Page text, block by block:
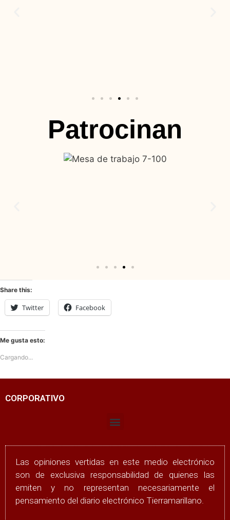
Patrocinan
Share this:
Twitter Facebook
Me gusta esto:
Cargando...
CORPORATIVO
Las opiniones vertidas en este medio electrónico
son de exclusiva responsabilidad de quienes las
emiten y no representan necesariamente el
pensamiento del diario electrónico Tierramarillano.